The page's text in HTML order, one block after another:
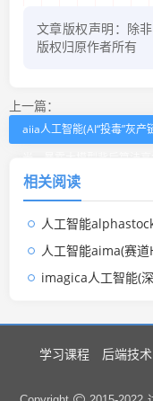
文章版权声明：除
版权归原作者所有
上一篇：
aiia人工智能(AI“投毒”灰产
漏洞)
相关阅读
人工智能alphastock(
人工智能aima(赛道
imagica人工智能(深
学习课程 后端技术